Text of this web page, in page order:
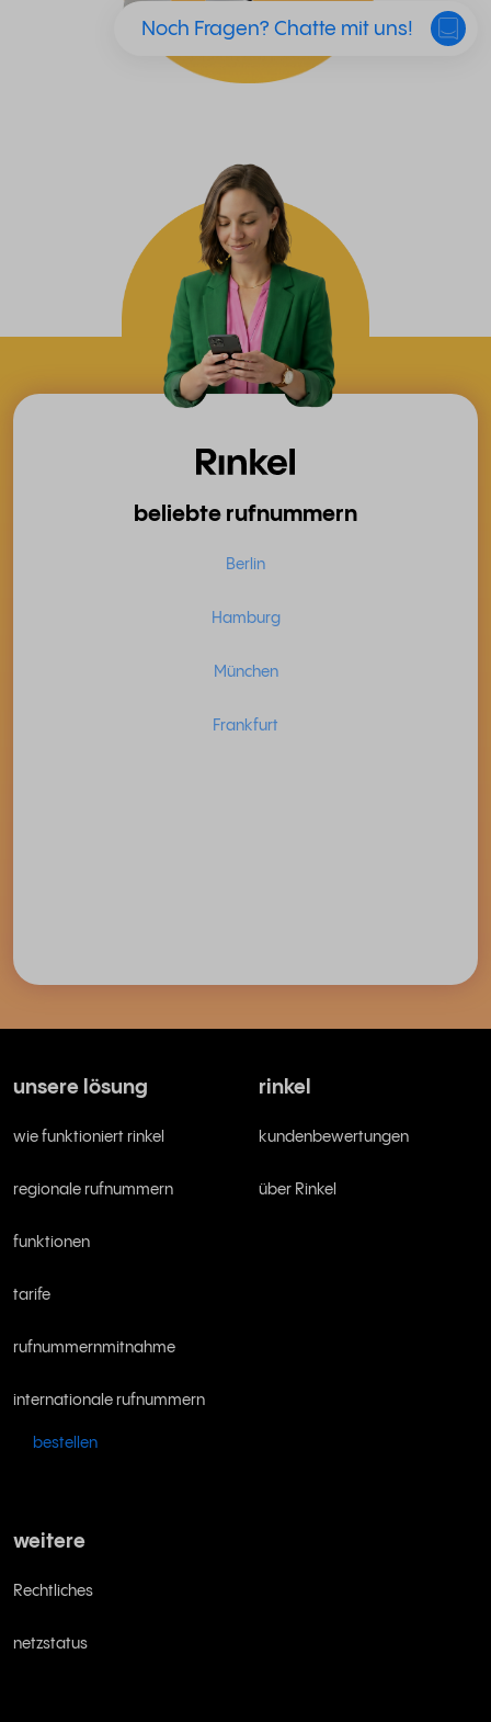
Noch Fragen? Chatte mit uns!
beliebte rufnummern
Berlin
Hamburg
München
Frankfurt
unsere lösung
wie funktioniert rinkel
regionale rufnummern
funktionen
tarife
rufnummernmitnahme
internationale rufnummern
bestellen
rinkel
kundenbewertungen
über Rinkel
weitere
Rechtliches
netzstatus